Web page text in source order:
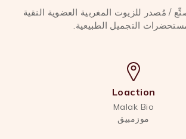
/ مُصدر للزيوت المغربية العضوية النقية
التجميل الطبيعية.
Loaction
Malak Bio
موزمبيق